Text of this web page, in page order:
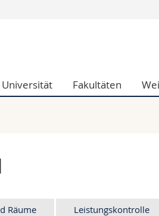
und Sozialwissenschaftliche Fak.
Fak.
Universität Fakultäten
Räume Leistungskontrolle